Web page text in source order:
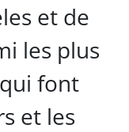
et de
les plus
font
et les